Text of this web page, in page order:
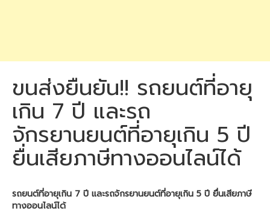
ขนส่งยืนยัน!! รถยนต์ที่อายุ
เกิน 7 ปี และรถ
จักรยานยนต์ที่อายุเกิน 5 ปี
ยื่นเสียภาษีทางออนไลน์ได้
รถยนต์ที่อายุเกิน 7 ปี และรถจักรยานยนต์ที่อายุเกิน 5 ปี ยื่นเสียภาษี
ทางออนไลน์ได้